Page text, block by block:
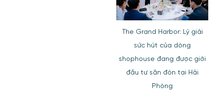
The Grand Harbor: Lý giải
sức hút của dòng
shophouse đang được giới
đầu tư săn đón tại Hải
Phòng